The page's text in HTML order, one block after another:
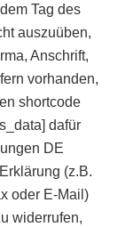
Tag des
auszuüben,
Anschrift,
vorhanden,
shortcode
dafür
DE
(z.B.
oder E-Mail)
widerrufen,